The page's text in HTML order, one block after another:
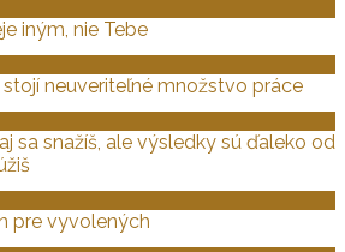
iným, nie Tebe
neuveriteľné množstvo práce
sa snažíš, ale výsledky sú ďaleko od
pre vyvolených